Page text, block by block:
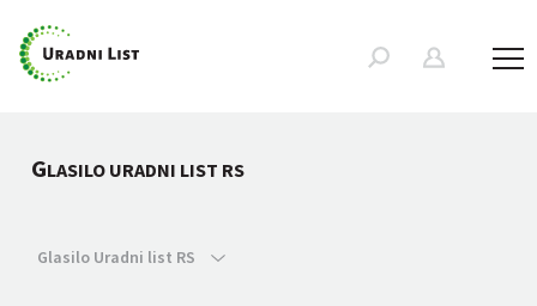
GLASILO URADNI LIST RS
Glasilo Uradni list RS